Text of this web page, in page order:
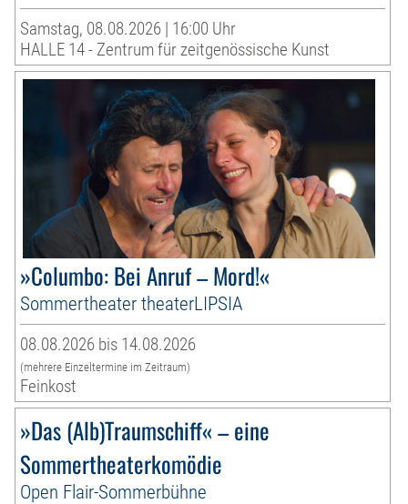
Samstag, 08.08.2026 | 16:00 Uhr
HALLE 14 - Zentrum für zeitgenössische Kunst
»Columbo: Bei Anruf – Mord!«
Sommertheater theaterLIPSIA
08.08.2026 bis 14.08.2026
(mehrere Einzeltermine im Zeitraum)
Feinkost
»Das (Alb)Traumschiff« – eine
Sommertheaterkomödie
Open Flair-Sommerbühne